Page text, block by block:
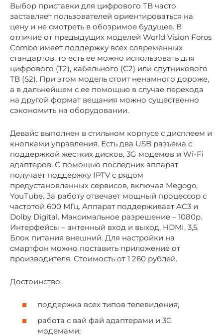
Выбор приставки для цифрового ТВ часто
заставляет пользователей ориентироваться на
цену и не смотреть в обозримое будущее. В
отличие от предыдущих моделей World Vision Foros
Combo имеет поддержку всех современных
стандартов, то есть ее можно использовать для
цифрового (T2), кабельного (C2) или спутникового
ТВ (S2). При этом модель стоит ненамного дороже,
а в дальнейшем с ее помощью в случае перехода
на другой формат вещания можно существенно
сэкономить на оборудовании.
Девайс выполнен в стильном корпусе с дисплеем и
кнопками управления. Есть два USB разъема с
поддержкой жестких дисков, 3G модемов и Wi-Fi
адаптеров. С помощью последних аппарат
получает поддержку IPTV с рядом
предустановленных сервисов, включая Megogo,
YouTube. За работу отвечает мощный процессор с
частотой 600 МГц. Аппарат поддерживает AC3 и
Dolby Digital. Максимальное разрешение – 1080p.
Интерфейсы – антенный вход и выход, HDMI, 3,5.
Блок питания внешний. Для настройки на
смартфон можно поставить приложение от
производителя. Стоимость от 1 260 рублей.
Достоинство:
поддержка всех типов телевидения;
работа с вай фай адаптерами и 3G
модемами;